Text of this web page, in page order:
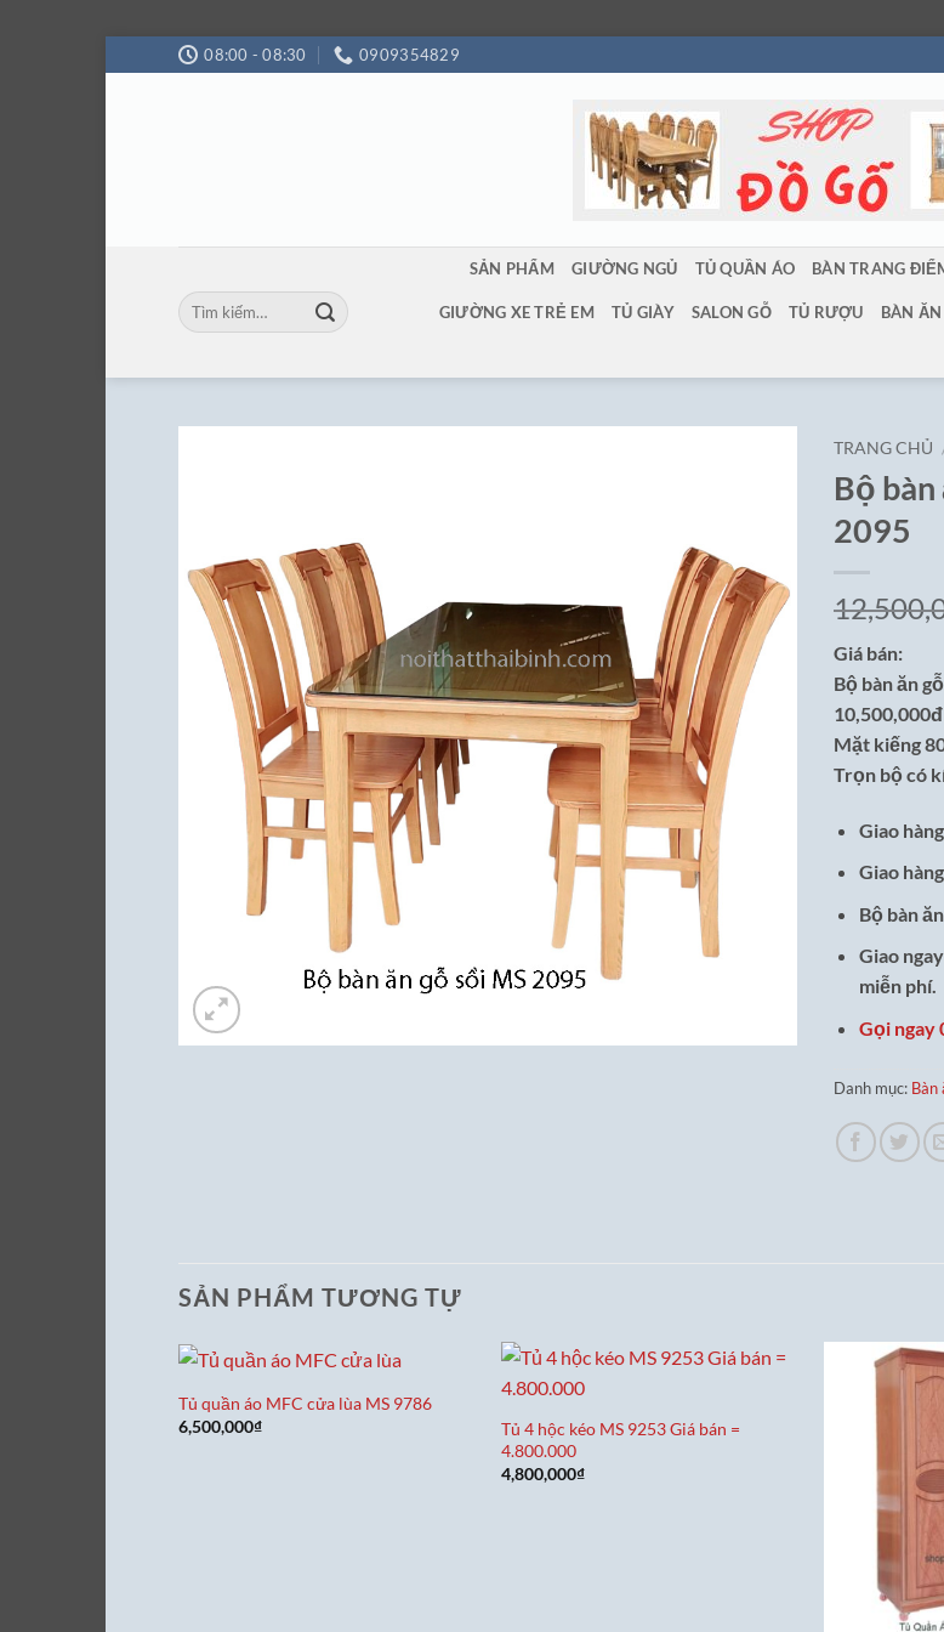
qua
08:00 - 08:30 0909354829
Tìm
kiếm:
SẢN PHẨM GIƯỜNG NGỦ TỦ QUẦN ÁO BÀN TRANG
GIƯỜNG XE TRẺ EM TỦ GIÀY SALON GỖ TỦ RƯỢU BÀN
TRANG CHỦ
Bộ bàn
2095
Giá bán:
Bộ bàn ăn
10,500,000đ
Mặt kiếng
Trọn bộ có
Giao
Giao
Bộ bàn
Giao
miễn phí.
Gọi ngay
Danh mục: Bàn
SẢN PHẨM TƯƠNG TỰ
Tủ quần áo MFC cửa lùa MS 9786
6,500,000₫
Tủ 4 hộc kéo MS 9253 Giá bán =
4.800.000
4,800,000₫